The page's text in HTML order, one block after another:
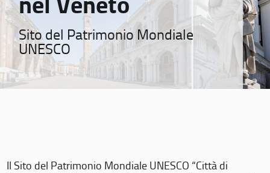
Sito del Patrimonio Mondiale
UNESCO
Il Sito del Patrimonio Mondiale UNESCO “Città di